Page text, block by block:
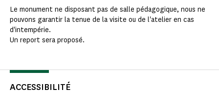
Le monument ne disposant pas de salle pédagogique, nous ne
pouvons garantir la tenue de la visite ou de l'atelier en cas
d'intempérie.
Un report sera proposé.
ACCESSIBILITÉ